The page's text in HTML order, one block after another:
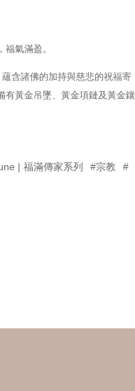
氣滿盈。
含諸佛的加持與慈悲的祝福寄
有黃金吊墜、黃金項鏈及黃金鑲
| 福滿傳家系列 #宗教
#